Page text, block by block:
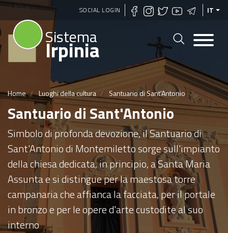
Salta
SOCIAL LOGIN IT
Sistema
Irpinia
Home Luoghi della cultura Santuario di Sant'Antonio
Santuario di Sant'Antonio
Simbolo di profonda devozione, il Santuario di
Sant'Antonio di Montemiletto sorge sull'impianto
della chiesa dedicata, in principio, a Santa Maria
Assunta e si distingue per la maestosa torre
campanaria che affianca la facciata, per il portale
in bronzo e per le opere d'arte custodite al suo
interno